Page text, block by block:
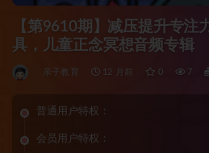
【第9610期】减压提升专注
具，儿童正念冥想音频专辑
亲子教育 12 月前 0 7
普通用户特权：
会员用户特权：